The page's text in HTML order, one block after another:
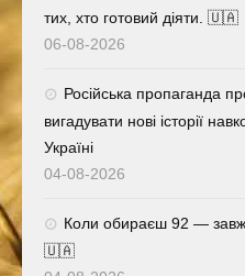
тих, хто готовий діяти. 🇺🇦
06-08-2026
Російська пропаганда
вигадувати нові історії
Україні
04-08-2026
Коли обираєш 92 —
🇺🇦